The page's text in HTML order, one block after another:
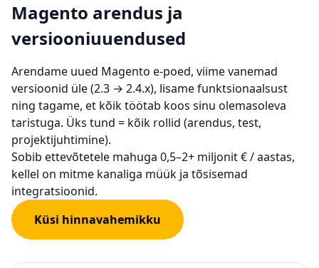
Magento arendus ja
versiooniuuendused
Arendame uued Magento e-poed, viime vanemad
versioonid üle (2.3 → 2.4.x), lisame funktsionaalsust
ning tagame, et kõik töötab koos sinu olemasoleva
taristuga. Üks tund = kõik rollid (arendus, test,
projektijuhtimine).
Sobib ettevõtetele mahuga 0,5–2+ miljonit € / aastas,
kellel on mitme kanaliga müük ja tõsisemad
integratsioonid.
Küsi hinnavahemikku